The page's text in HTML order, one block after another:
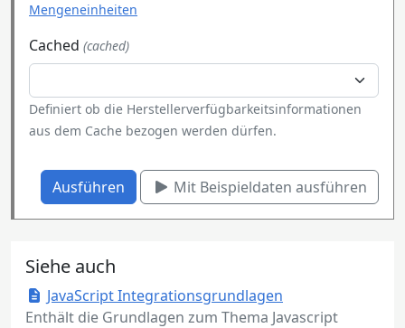
Mengeneinheiten
Cached (cached)
Definiert ob die Herstellerverfügbarkeitsinformationen
aus dem Cache bezogen werden dürfen.
Mit Beispieldaten ausführen
Ausführen
Siehe auch
JavaScript Integrationsgrundlagen
Enthält die Grundlagen zum Thema Javascript